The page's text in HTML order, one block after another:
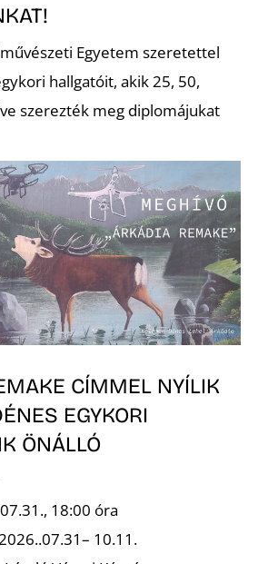
Egyetem szeretettel
hallgatóit, akik 25, 50,
szerezték meg diplomájukat
CÍMMEL NYÍLIK
EGYKORI
ÖNÁLLÓ
18:00 óra
10.11.